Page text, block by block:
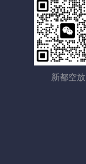
新都空放